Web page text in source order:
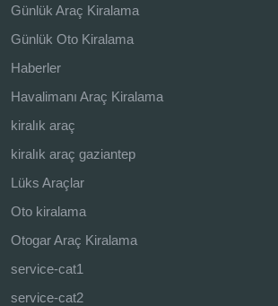
Günlük Araç Kiralama
Günlük Oto Kiralama
Haberler
Havalimanı Araç Kiralama
kiralık araç
kiralık araç gaziantep
Lüks Araçlar
Oto kiralama
Otogar Araç Kiralama
service-cat1
service-cat2